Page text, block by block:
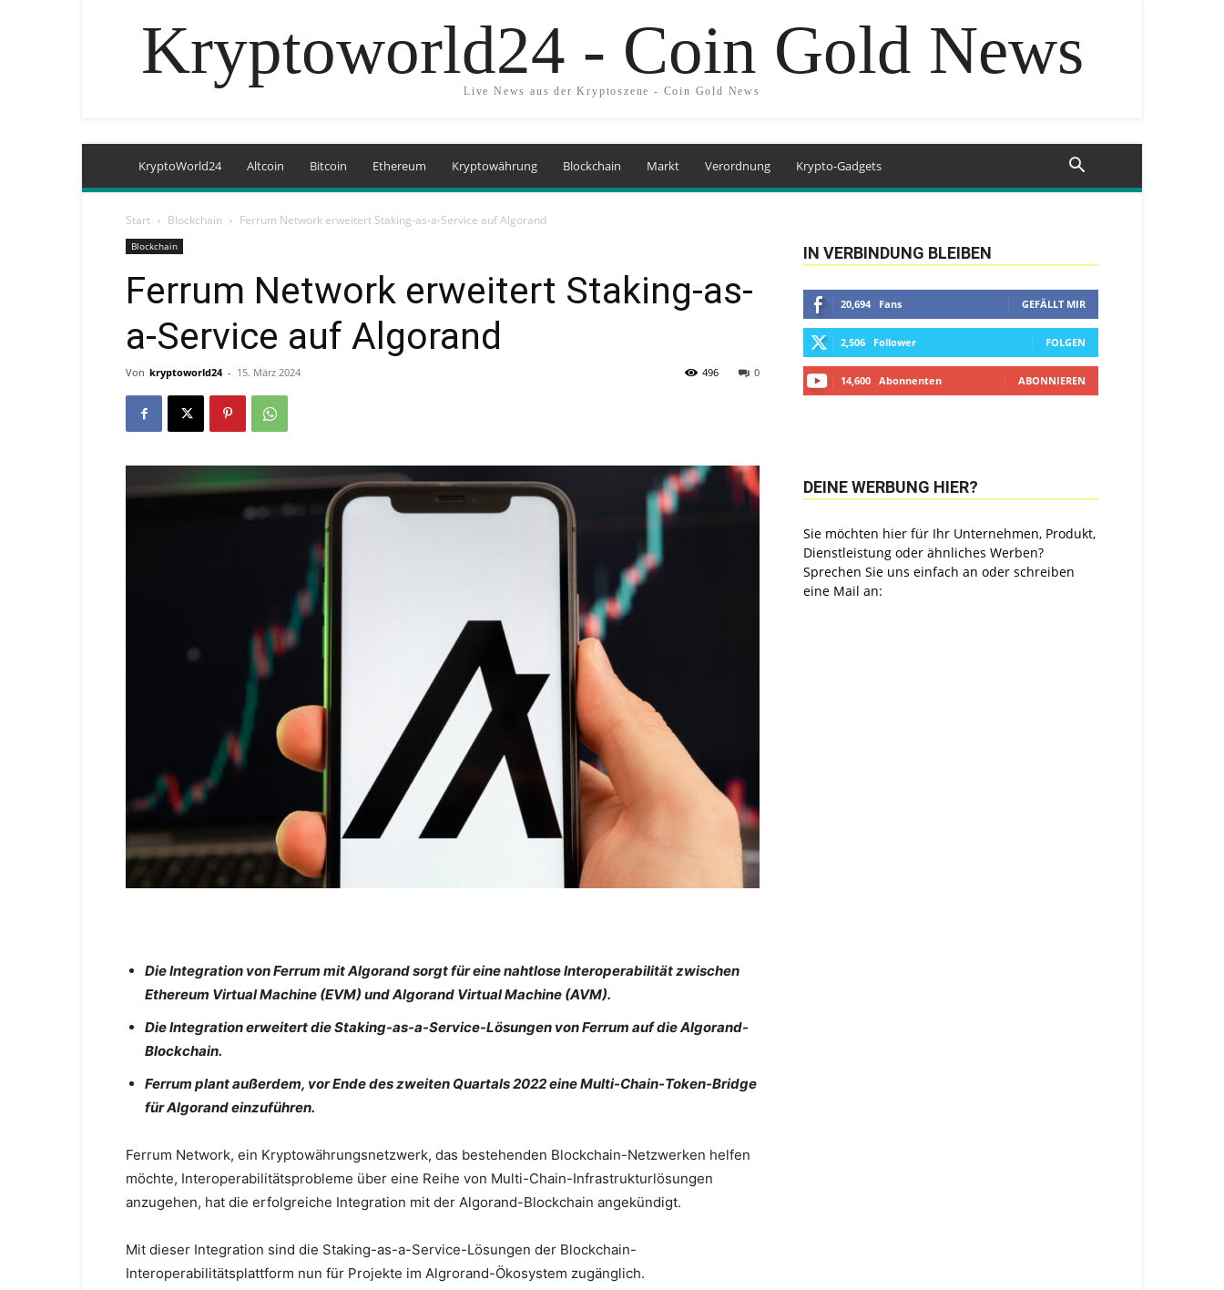
Kryptoworld24 - Coin Gold News
Live News aus der Kryptoszene - Coin Gold News
KryptoWorld24 Altcoin Bitcoin Ethereum Kryptowährung Blockchain Markt Verordnung Krypto-Gadgets
Start Blockchain Ferrum Network erweitert Staking-as-a-Service auf Algorand
Blockchain
Ferrum Network erweitert Staking-as-
a-Service auf Algorand
Von kryptoworld24 - 15. März 2024 0
496
Die Integration von Ferrum mit Algorand sorgt für eine nahtlose Interoperabilität zwischen
Ethereum Virtual Machine (EVM) und Algorand Virtual Machine (AVM).
Die Integration erweitert die Staking-as-a-Service-Lösungen von Ferrum auf die Algorand-
Blockchain.
Ferrum plant außerdem, vor Ende des zweiten Quartals 2022 eine Multi-Chain-Token-Bridge
für Algorand einzuführen.
Ferrum Network, ein Kryptowährungsnetzwerk, das bestehenden Blockchain-Netzwerken helfen
möchte, Interoperabilitätsprobleme über eine Reihe von Multi-Chain-Infrastrukturlösungen
anzugehen, hat die erfolgreiche Integration mit der Algorand-Blockchain angekündigt.
Mit dieser Integration sind die Staking-as-a-Service-Lösungen der Blockchain-
Interoperabilitätsplattform nun für Projekte im Algrorand-Ökosystem zugänglich.
IN VERBINDUNG BLEIBEN
20,694 Fans GEFÄLLT MIR
2,506 Follower FOLGEN
14,600 Abonnenten ABONNIEREN
DEINE WERBUNG HIER?
Sie möchten hier für Ihr Unternehmen, Produkt,
Dienstleistung oder ähnliches Werben?
Sprechen Sie uns einfach an oder schreiben
eine Mail an: